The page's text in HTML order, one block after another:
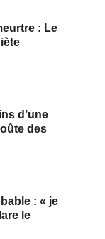
: Le
d’une
des
: « je
le